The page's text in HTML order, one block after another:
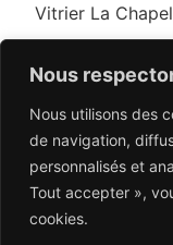
Nous
Nous utilisons des
de navigation,
personnalisés et
Tout accepter »,
cookies.
Vitrier La
06
© 2026
Dépannage